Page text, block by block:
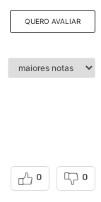
QUERO AVALIAR
0 0